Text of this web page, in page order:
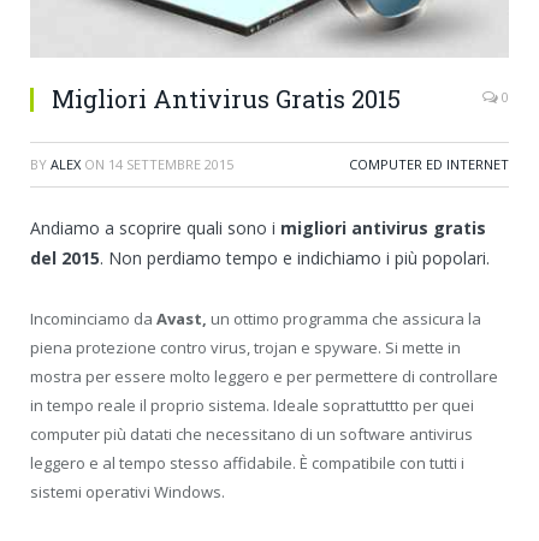
Migliori Antivirus Gratis 2015 0
BY ALEX ON 14 SETTEMBRE 2015 COMPUTER ED INTERNET
Andiamo a scoprire quali sono i migliori antivirus gratis
del 2015. Non perdiamo tempo e indichiamo i più popolari.
Incominciamo da Avast, un ottimo programma che assicura la
piena protezione contro virus, trojan e spyware. Si mette in
mostra per essere molto leggero e per permettere di controllare
in tempo reale il proprio sistema. Ideale soprattuttto per quei
computer più datati che necessitano di un software antivirus
leggero e al tempo stesso affidabile. È compatibile con tutti i
sistemi operativi Windows.